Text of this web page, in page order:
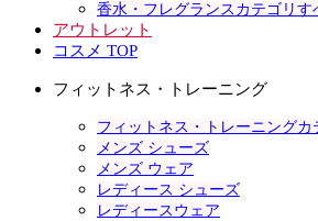
香水・フレグランスカテゴリす
アウトレット
コスメ TOP
フィットネス・トレーニング
フィットネス・トレーニングカ
メンズ シューズ
メンズ ウェア
レディース シューズ
レディースウェア